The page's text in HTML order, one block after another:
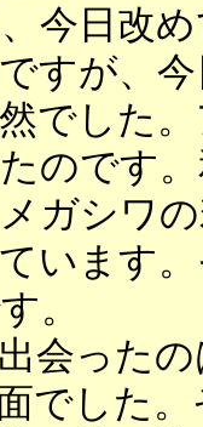
今日改
すが、
でした
のです
ガシワ
います
。
会ったの
でした